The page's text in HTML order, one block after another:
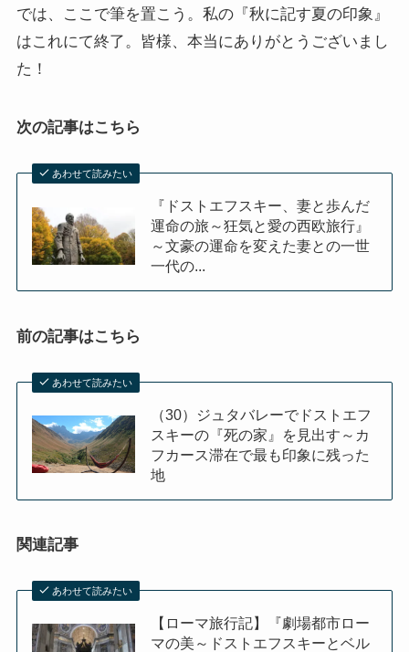
では、ここで筆を置こう。私の『秋に記す夏の印象』
はこれにて終了。皆様、本当にありがとうございまし
た！
次の記事はこちら
あわせて読みたい
『ドストエフスキー、妻と歩んだ
運命の旅～狂気と愛の西欧旅行』
～文豪の運命を変えた妻との一世
一代の...
前の記事はこちら
あわせて読みたい
（30）ジュタバレーでドストエフ
スキーの『死の家』を見出す～カ
フカース滞在で最も印象に残った
地
関連記事
あわせて読みたい
【ローマ旅行記】『劇場都市ロー
マの美～ドストエフスキーとベル